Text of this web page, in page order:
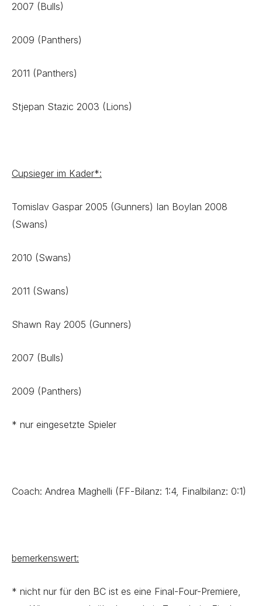
2007 (Bulls)
2009 (Panthers)
2011 (Panthers)
Stjepan Stazic 2003 (Lions)
Cupsieger im Kader*:
Tomislav Gaspar 2005 (Gunners) Ian Boylan 2008
(Swans)
2010 (Swans)
2011 (Swans)
Shawn Ray 2005 (Gunners)
2007 (Bulls)
2009 (Panthers)
* nur eingesetzte Spieler
Coach: Andrea Maghelli (FF-Bilanz: 1:4, Finalbilanz: 0:1)
bemerkenswert:
* nicht nur für den BC ist es eine Final-Four-Premiere,